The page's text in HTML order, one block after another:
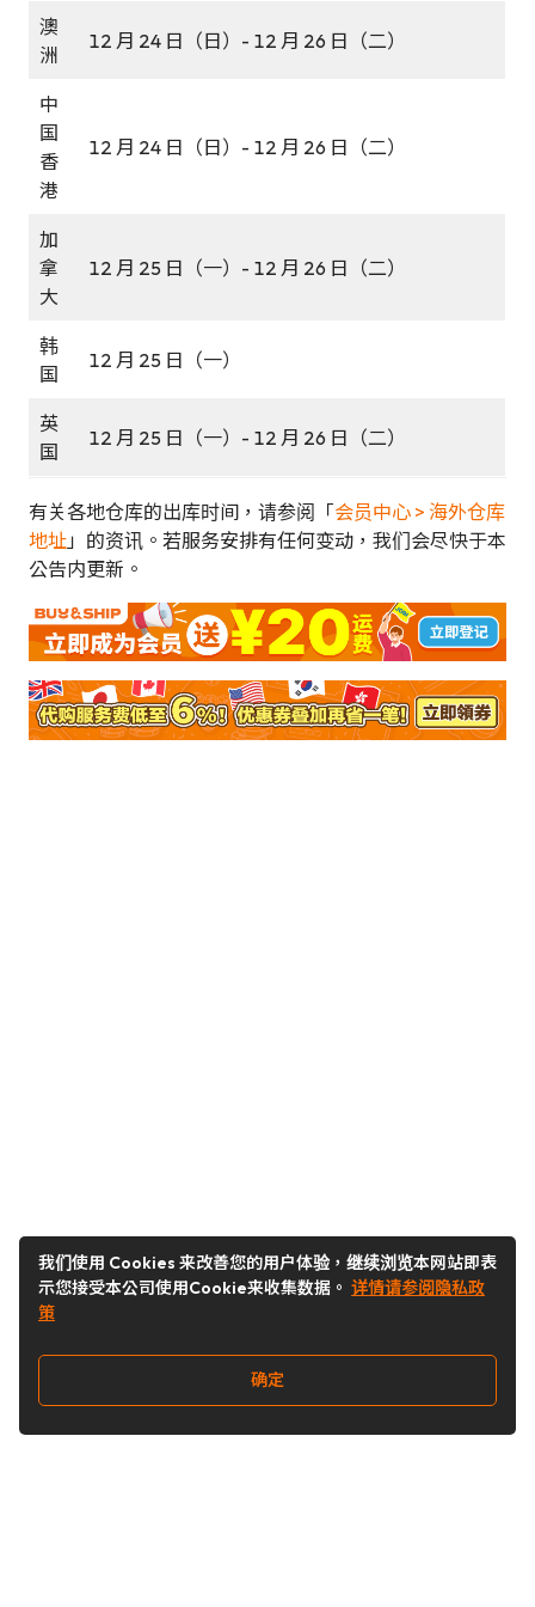
澳
洲
12 月 24 日（日）- 12 月 26 日（二）
中
国
香
港
12 月 24 日（日）- 12 月 26 日（二）
加
拿
大
12 月 25 日（一）- 12 月 26 日（二）
韩
国
12 月 25 日（一）
英
国
12 月 25 日（一）- 12 月 26 日（二）
有关各地仓库的出库时间，请参阅「会员中心 > 海外仓库
地址 」的资讯。若服务安排有任何变动，我们会尽快于本
公告内更新。
我们使用 Cookies 来改善您的用户体验，继续浏览本网站即表
示您接受本公司使用Cookie来收集数据。 详情请参阅隐私政
策
确定